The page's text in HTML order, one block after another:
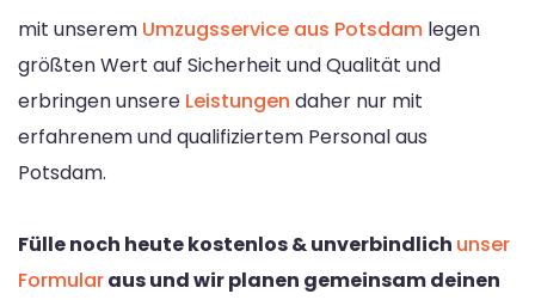
mit unserem Umzugsservice aus Potsdam legen
größten Wert auf Sicherheit und Qualität und
erbringen unsere Leistungen daher nur mit
erfahrenem und qualifiziertem Personal aus
Potsdam.
Fülle noch heute kostenlos & unverbindlich unser
Formularaus und wir planen gemeinsam deinen